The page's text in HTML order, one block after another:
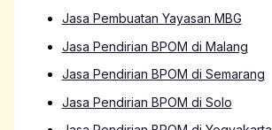
Jasa Pembuatan Yayasan MBG
Jasa Pendirian BPOM di Malang
Jasa Pendirian BPOM di Semarang
Jasa Pendirian BPOM di Solo